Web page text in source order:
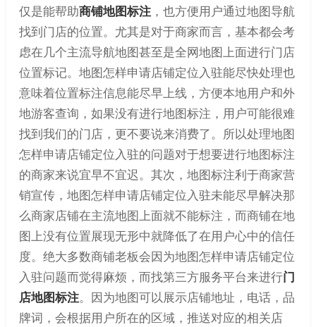
仅是能帮助商铺地图标注，也方便用户通过地图导航
找到门店的位置。尤其是对于商家而言，基本都会考
虑在几个主流导航地图甚至是全网地图上面进行门店
位置标记。地图怎样申请店铺定位入驻能尽快处理也
意味着位置标注信息能尽早上线，方便本地用户和外
地游客查询，如果没有进行地图标注，用户可能很难
找到我们的门店，更不要说来消费了。所以处理地图
怎样申请店铺定位入驻的问题对于想要进行地图标注
的商家来说宜早不宜迟。其次，地图标注利于商家营
销宣传，地图怎样申请店铺定位入驻未能尽早解决那
么商家店铺在主流地图上面就不能标注，而商铺在地
图上没有位置展现无形中就降低了在用户心中的信任
度。绝大多数商铺老板会因为地图怎样申请店铺定位
入驻问题而觉得麻烦，而找第三方服务平台来进行门
店地图标注。因为地图可以展示店铺地址，电话，品
牌词，会根据用户所在的区域，推送对应的相关店